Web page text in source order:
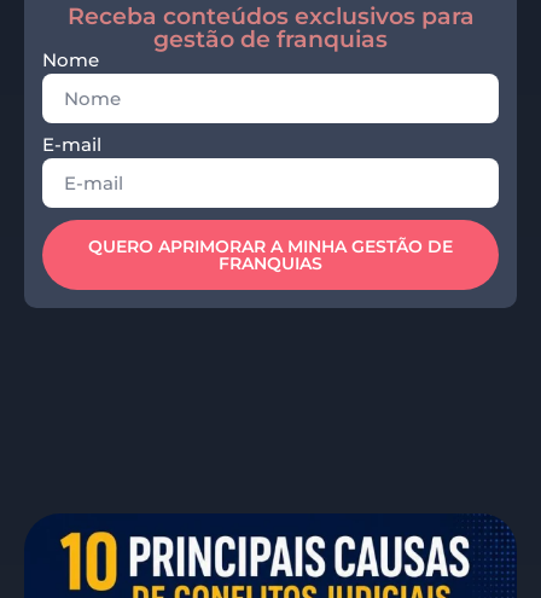
Receba conteúdos exclusivos para
gestão de franquias
Nome
E-mail
QUERO APRIMORAR A MINHA GESTÃO DE
FRANQUIAS